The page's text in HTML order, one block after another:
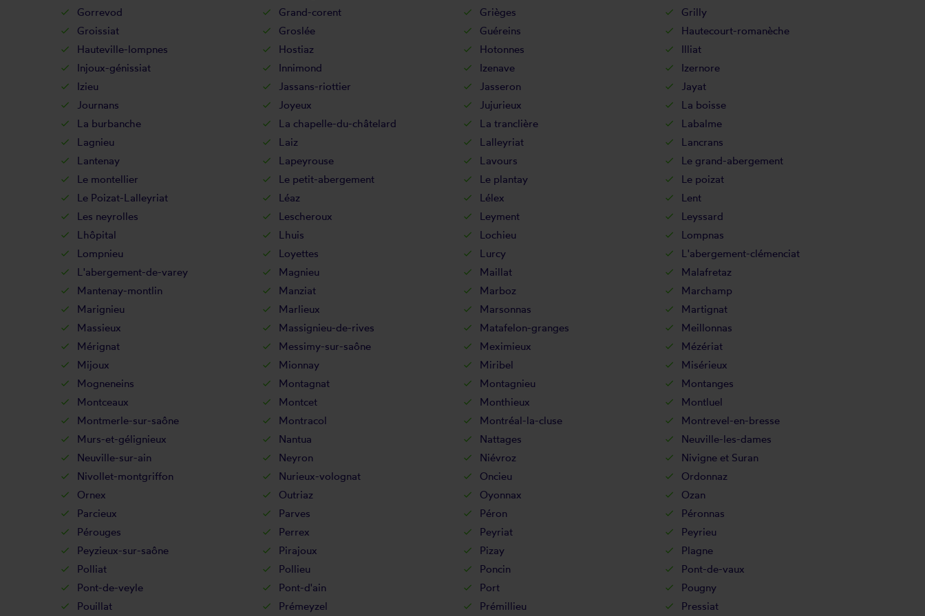
Gorrevod
Grand-corent Grièges
Grilly
Groissiat
Groslée Guéreins
Hautecourt-romanèche
Hauteville-lompnes
Hostiaz Hotonnes
Illiat
Injoux-génissiat
Innimond Izenave
Izernore
Izieu
Jassans-riottier Jasseron
Jayat
Journans
Joyeux Jujurieux
La boisse
La burbanche
La chapelle-du-châtelard La tranclière
Labalme
Lagnieu
Laiz Lalleyriat
Lancrans
Lantenay
Lapeyrouse Lavours
Le grand-abergement
Le montellier
Le petit-abergement Le plantay
Le poizat
Le Poizat-Lalleyriat
Léaz Lélex
Lent
Les neyrolles
Lescheroux Leyment
Leyssard
Lhôpital
Lhuis Lochieu
Lompnas
Lompnieu
Loyettes Lurcy
L'abergement-clémenciat
L'abergement-de-varey
Magnieu Maillat
Malafretaz
Mantenay-montlin
Manziat Marboz
Marchamp
Marignieu
Marlieux Marsonnas
Martignat
Massieux
Massignieu-de-rives Matafelon-granges
Meillonnas
Mérignat
Messimy-sur-saône Meximieux
Mézériat
Mijoux
Mionnay Miribel
Misérieux
Mogneneins
Montagnat Montagnieu
Montanges
Montceaux
Montcet Monthieux
Montluel
Montmerle-sur-saône
Montracol Montréal-la-cluse
Montrevel-en-bresse
Murs-et-gélignieux
Nantua Nattages
Neuville-les-dames
Neuville-sur-ain
Neyron Niévroz
Nivigne et Suran
Nivollet-montgriffon
Nurieux-volognat Oncieu
Ordonnaz
Ornex
Outriaz Oyonnax
Ozan
Parcieux
Parves Péron
Péronnas
Pérouges
Perrex Peyriat
Peyrieu
Peyzieux-sur-saône
Pirajoux Pizay
Plagne
Polliat
Pollieu Poncin
Pont-de-vaux
Pont-de-veyle
Pont-d'ain Port
Pougny
Pouillat
Prémeyzel Prémillieu Pressiat